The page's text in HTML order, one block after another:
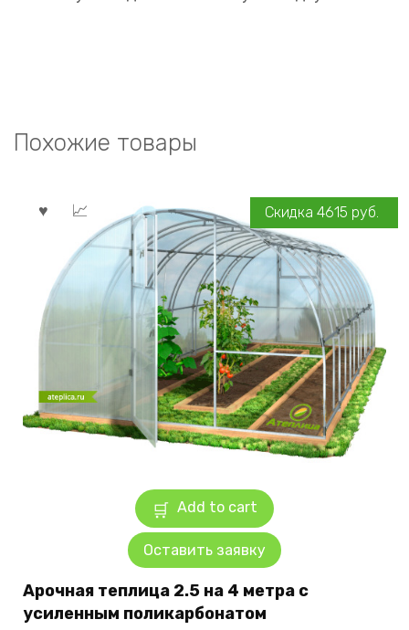
Похожие товары
Add to cart
Оставить заявку
Скидка 4615 руб.
Арочная теплица 2.5 на 4 метра с
усиленным поликарбонатом